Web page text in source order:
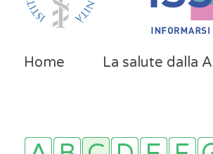
Home La salute dalla